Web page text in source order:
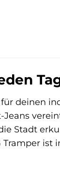
deinen
Stadt
Tramper ist